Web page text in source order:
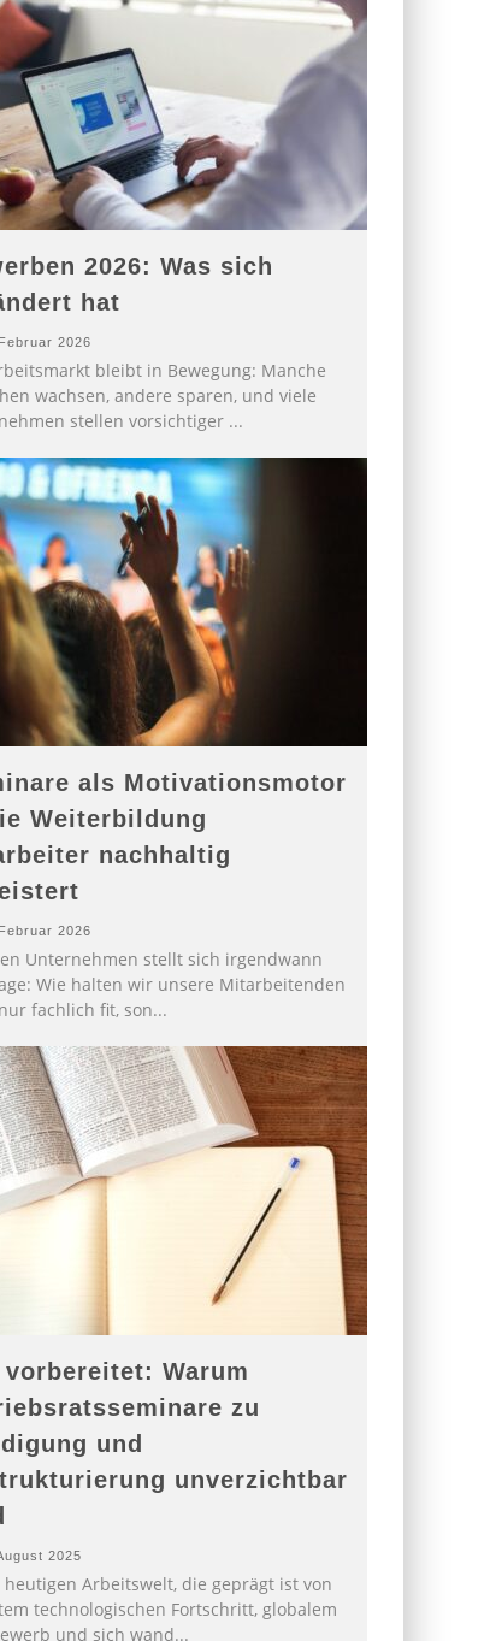
2026: Was sich
hat
2026
bleibt in Bewegung: Manche
wachsen, andere sparen, und viele
stellen vorsichtiger ...
als Motivationsmotor
Weiterbildung
nachhaltig
2026
Unternehmen stellt sich irgendwann
Wie halten wir unsere Mitarbeitenden
fachlich fit, son...
vorbereitet: Warum
zu
und
unverzichtbar
2025
heutigen Arbeitswelt, die geprägt ist von
technologischen Fortschritt, globalem
und sich wand...